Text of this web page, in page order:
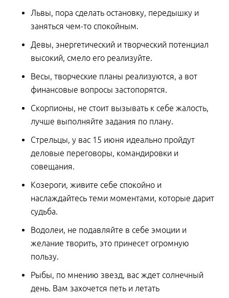
Львы, пора сделать остановку, передышку и
заняться чем-то спокойным.
Девы, энергетический и творческий потенциал
высокий, смело его реализуйте.
Весы, творческие планы реализуются, а вот
финансовые вопросы застопорятся.
Скорпионы, не стоит вызывать к себе жалость,
лучше выполняйте задания по плану.
Стрельцы, у вас 15 июня идеально пройдут
деловые переговоры, командировки и
совещания.
Козероги, живите себе спокойно и
наслаждайтесь теми моментами, которые дарит
судьба.
Водолеи, не подавляйте в себе эмоции и
желание творить, это принесет огромную
пользу.
Рыбы, по мнению звезд, вас ждет солнечный
день. Вам захочется петь и летать